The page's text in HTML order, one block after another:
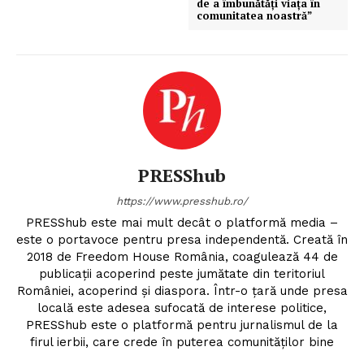
de a îmbunătăţi viaţa în
comunitatea noastră”
PRESShub
https://www.presshub.ro/
PRESShub este mai mult decât o platformă media –
este o portavoce pentru presa independentă. Creată în
2018 de Freedom House România, coagulează 44 de
publicații acoperind peste jumătate din teritoriul
României, acoperind și diaspora. Într-o țară unde presa
locală este adesea sufocată de interese politice,
PRESShub este o platformă pentru jurnalismul de la
firul ierbii, care crede în puterea comunităților bine